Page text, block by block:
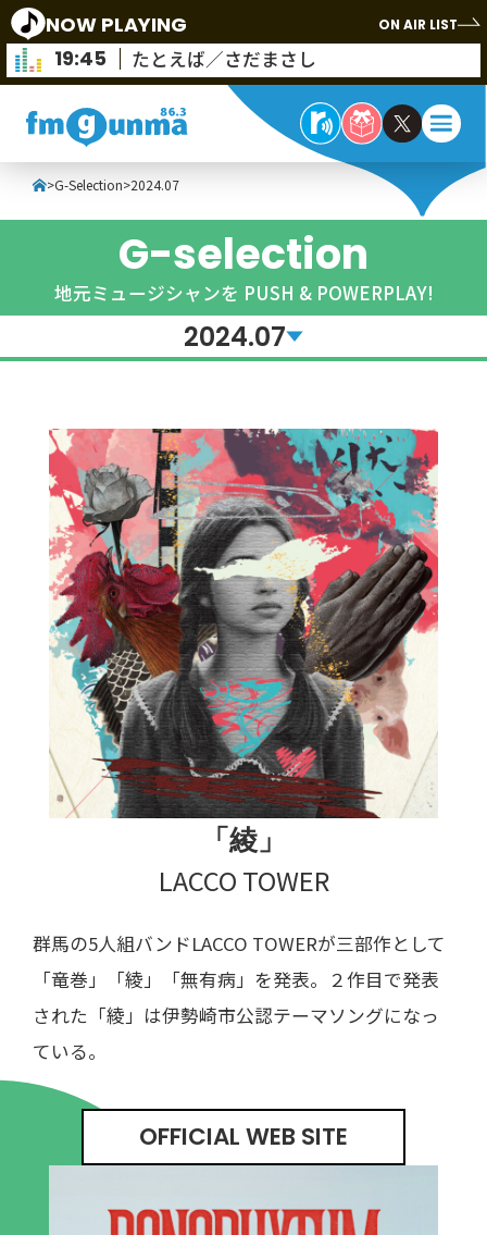
NOW PLAYING ON AIR LIST
19:45 たとえば／さだまさし
>G-Selection>2024.07
G-selection
地元ミュージシャンを PUSH & POWERPLAY!
2024.07
「綾」
LACCO TOWER
群馬の5人組バンドLACCO TOWERが三部作として
「竜巻」「綾」「無有病」を発表。２作目で発表
された「綾」は伊勢崎市公認テーマソングになっ
ている。
OFFICIAL WEB SITE